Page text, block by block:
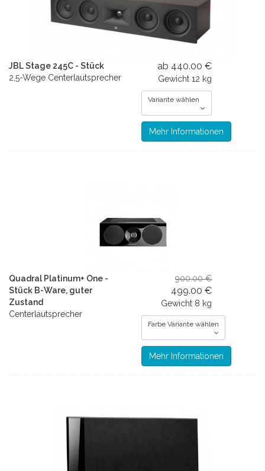
JBL Stage 245C - Stück
2,5-Wege Centerlautsprecher
ab 440.00 €
Gewicht 12 kg
Variante wählen
Mehr Informationen
Quadral Platinum+ One -
Stück B-Ware, guter
Zustand
Centerlautsprecher
900.00 €
499.00 €
Gewicht 8 kg
Farbe Variante wählen
Mehr Informationen